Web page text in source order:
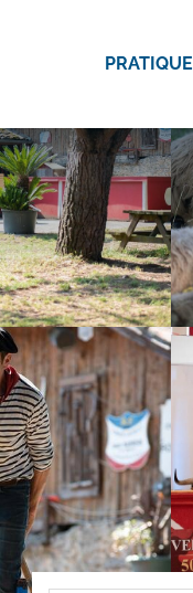
PRATIQUE